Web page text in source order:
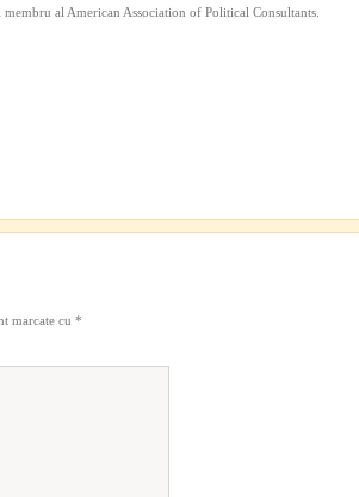
al American Association of Political Consultants.
marcate cu *